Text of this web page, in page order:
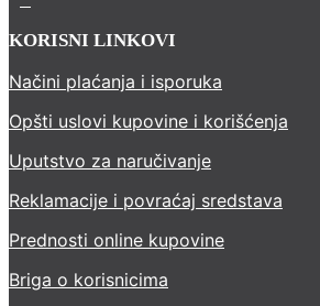
KORISNI LINKOVI
Načini plaćanja i isporuka
Opšti uslovi kupovine i korišćenja
Uputstvo za naručivanje
Reklamacije i povraćaj sredstava
Prednosti online kupovine
Briga o korisnicima